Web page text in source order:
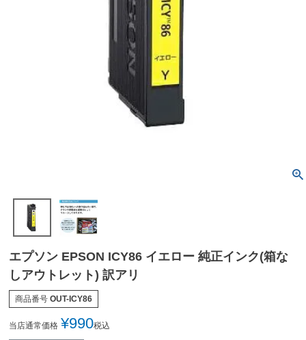
エプソン EPSON ICY86 イエロー 純正インク(箱な
しアウトレット) 訳アリ
商品番号 OUT-ICY86
当店通常価格 ¥990税込